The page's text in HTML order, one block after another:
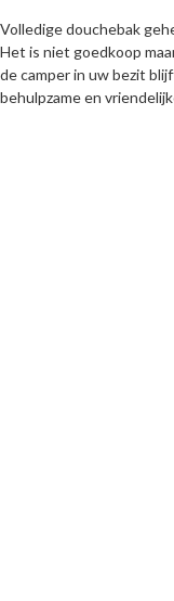
Volledige douchebak
Het is niet goedkoop
de camper in uw bezit
behulpzame en